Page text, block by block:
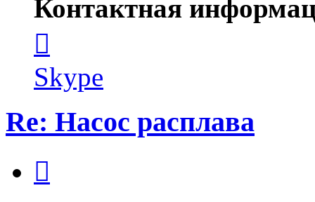
Контактная
пользователя
zhdanoff888
Skype
Re: Насос расплава